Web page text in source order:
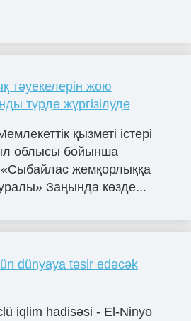
тәуекелерін жою
түрде жүргізілуде
қызметі істері
облысы бойынша
жемқорлыққа
Заңында көзде...
dünyaya təsir edəcək
iqlim hadisəsi - El-Ninyo